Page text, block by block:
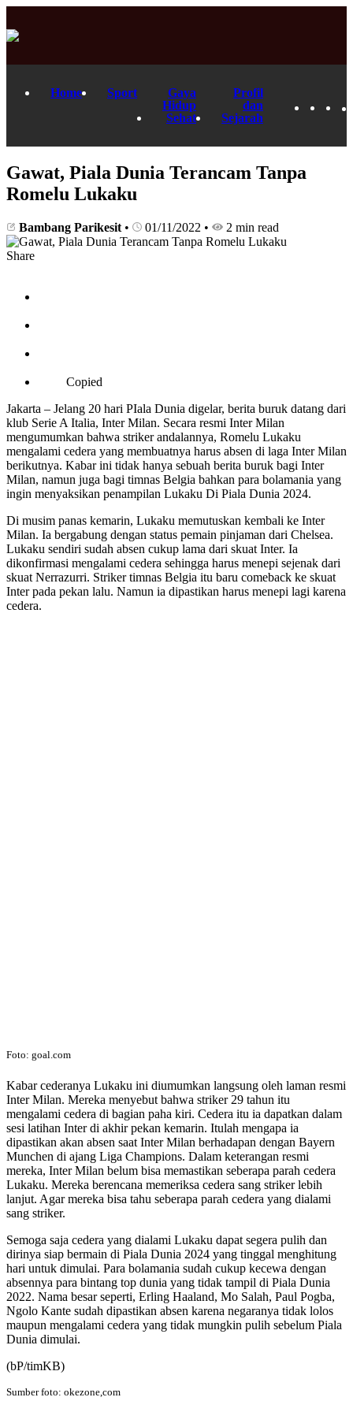
Home Sport
Gaya
Hidup
Sehat
Profil
dan
Sejarah
Gawat, Piala Dunia Terancam Tanpa
Romelu Lukaku
Bambang Parikesit • 01/11/2022 • 2 min read
Share
Copied
Jakarta – Jelang 20 hari PIala Dunia digelar, berita buruk datang dari
klub Serie A Italia, Inter Milan. Secara resmi Inter Milan
mengumumkan bahwa striker andalannya, Romelu Lukaku
mengalami cedera yang membuatnya harus absen di laga Inter Milan
berikutnya. Kabar ini tidak hanya sebuah berita buruk bagi Inter
Milan, namun juga bagi timnas Belgia bahkan para bolamania yang
ingin menyaksikan penampilan Lukaku Di Piala Dunia 2024.
Di musim panas kemarin, Lukaku memutuskan kembali ke Inter
Milan. Ia bergabung dengan status pemain pinjaman dari Chelsea.
Lukaku sendiri sudah absen cukup lama dari skuat Inter. Ia
dikonfirmasi mengalami cedera sehingga harus menepi sejenak dari
skuat Nerrazurri. Striker timnas Belgia itu baru comeback ke skuat
Inter pada pekan lalu. Namun ia dipastikan harus menepi lagi karena
cedera.
Foto: goal.com
Kabar cederanya Lukaku ini diumumkan langsung oleh laman resmi
Inter Milan. Mereka menyebut bahwa striker 29 tahun itu
mengalami cedera di bagian paha kiri. Cedera itu ia dapatkan dalam
sesi latihan Inter di akhir pekan kemarin. Itulah mengapa ia
dipastikan akan absen saat Inter Milan berhadapan dengan Bayern
Munchen di ajang Liga Champions. Dalam keterangan resmi
mereka, Inter Milan belum bisa memastikan seberapa parah cedera
Lukaku. Mereka berencana memeriksa cedera sang striker lebih
lanjut. Agar mereka bisa tahu seberapa parah cedera yang dialami
sang striker.
Semoga saja cedera yang dialami Lukaku dapat segera pulih dan
dirinya siap bermain di Piala Dunia 2024 yang tinggal menghitung
hari untuk dimulai. Para bolamania sudah cukup kecewa dengan
absennya para bintang top dunia yang tidak tampil di Piala Dunia
2022. Nama besar seperti, Erling Haaland, Mo Salah, Paul Pogba,
Ngolo Kante sudah dipastikan absen karena negaranya tidak lolos
maupun mengalami cedera yang tidak mungkin pulih sebelum Piala
Dunia dimulai.
(bP/timKB)
Sumber foto: okezone,com